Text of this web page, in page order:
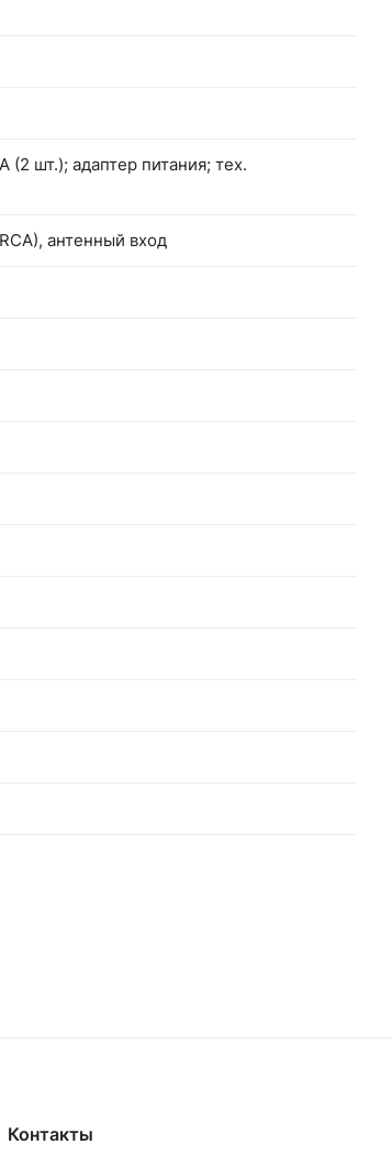
(2 шт.); адаптер питания; тех.
антенный вход
Контакты